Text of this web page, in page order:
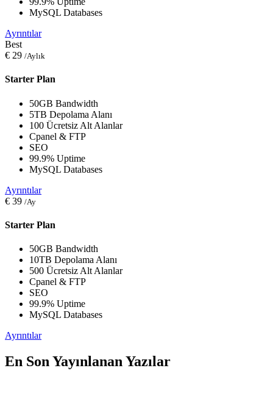
MySQL Databases
Ayrıntılar
Best
€ 29 /Aylık
Starter Plan
50GB Bandwidth
5TB Depolama Alanı
100 Ücretsiz Alt Alanlar
Cpanel & FTP
SEO
99.9% Uptime
MySQL Databases
Ayrıntılar
€ 39 /Ay
Starter Plan
50GB Bandwidth
10TB Depolama Alanı
500 Ücretsiz Alt Alanlar
Cpanel & FTP
SEO
99.9% Uptime
MySQL Databases
Ayrıntılar
En Son Yayınlanan Yazılar